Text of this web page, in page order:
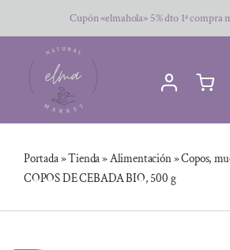
al
contenido
Cupón «elmahola» 5% dto 1ª compra
Portada»Tienda»Alimentación»Copos,
COPOS DE CEBADA BIO, 500 g